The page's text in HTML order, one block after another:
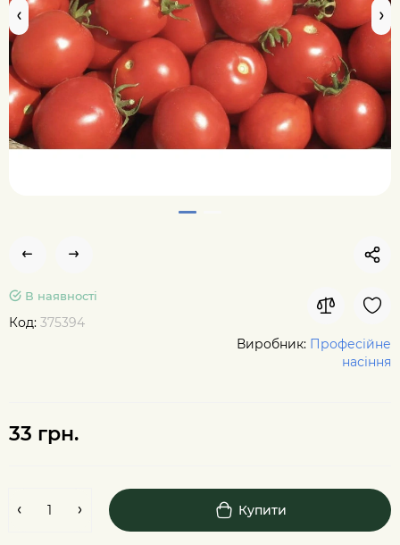
В наявності
Код: 375394
Виробник: Професійне
насіння
33 грн.
Купити